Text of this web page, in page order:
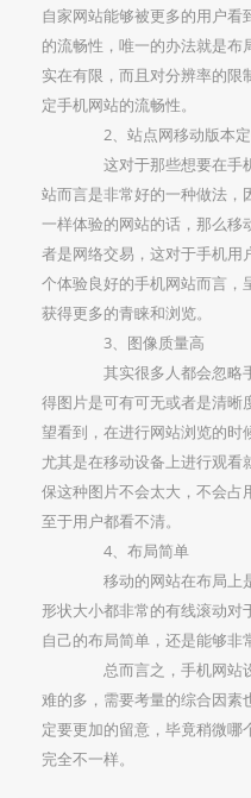
自家网站能够被更多的用户
的流畅性，唯一的办法就是
实在有限，而且对分辨率的
定手机网站的流畅性。
2、站点网移动版本定
这对于那些想要在手
站而言是非常好的一种做法，
一样体验的网站的话，那么
者是网络交易，这对于手机用
个体验良好的手机网站而言，
获得更多的青睐和浏览。
3、图像质量高
其实很多人都会忽略
得图片是可有可无或者是清
望看到，在进行网站浏览的时
尤其是在移动设备上进行观
保这种图片不会太大，不会占
至于用户都看不清。
4、布局简单
移动的网站在布局上
形状大小都非常的有线滚动对
自己的布局简单，还是能够非
总而言之，手机网站
难的多，需要考量的综合因素
定要更加的留意，毕竟稍微
完全不一样。